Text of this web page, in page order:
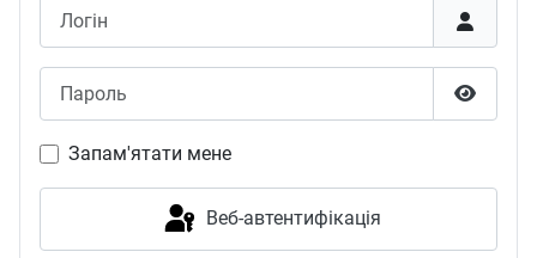
Запам'ятати мене
Веб-автентифікація